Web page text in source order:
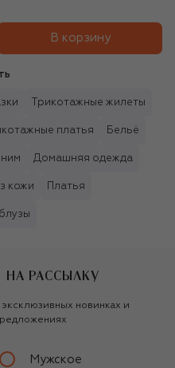
В корзину
Трикотажные жилеты
платья Бельё
Домашняя одежда
кожи Платья
НА РАССЫЛКУ
новинках и
Мужское